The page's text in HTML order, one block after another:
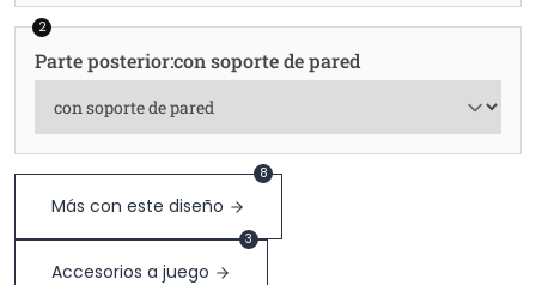
2
Parte posterior:con soporte de pared
Más con este diseño
8
Accesorios a juego
3